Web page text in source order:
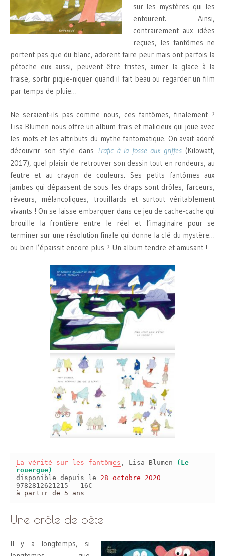
sur les mystères qui les
entourent. Ainsi,
contrairement aux idées
reçues, les fantômes ne
portent pas que du blanc, adorent faire peur mais ont parfois la
pétoche eux aussi, peuvent être tristes, aimer la glace à la
fraise, sortir pique-niquer quand il fait beau ou regarder un film
par temps de pluie…
Ne seraient-ils pas comme nous, ces fantômes, finalement ?
Lisa Blumen nous offre un album frais et malicieux qui joue avec
les mots et les attributs du mythe fantomatique. On avait adoré
découvrir son style dans Trafic à la fosse aux griffes(Kilowatt,
2017), quel plaisir de retrouver son dessin tout en rondeurs, au
feutre et au crayon de couleurs. Ses petits fantômes aux
jambes qui dépassent de sous les draps sont drôles, farceurs,
rêveurs, mélancoliques, trouillards et surtout véritablement
vivants ! On se laisse embarquer dans ce jeu de cache-cache qui
brouille la frontière entre le réel et l’imaginaire pour se
terminer sur une résolution finale qui donne la clé du mystère…
ou bien l’épaissit encore plus ? Un album tendre et amusant !
La vérité sur les fantômes , Lisa Blumen
(Le
rouergue)
disponible depuis le 28 octobre 2020
9782812621215 – 16€
à partir de 5 ans
Une drôle de bête
Il y a longtemps, si